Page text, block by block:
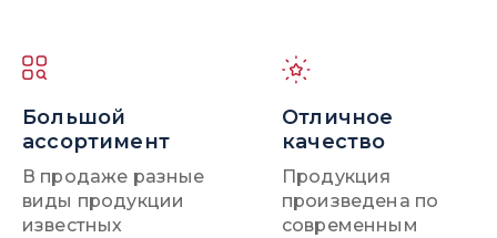
Большой
ассортимент
В продаже разные
виды продукции
известных
Отличное
качество
Продукция
произведена по
современным